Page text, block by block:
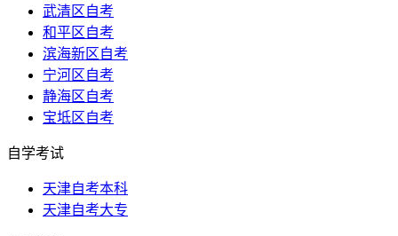
武清区自考
和平区自考
滨海新区自考
宁河区自考
静海区自考
宝坻区自考
自学考试
天津自考本科
天津自考大专